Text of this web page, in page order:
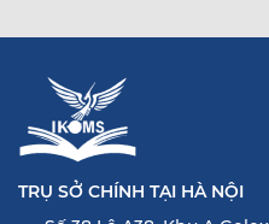
TRỤ SỞ CHÍNH TẠI HÀ NỘI